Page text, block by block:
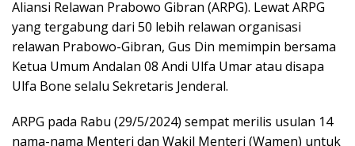
Aliansi Relawan Prabowo Gibran (ARPG). Lewat ARPG
yang tergabung dari 50 lebih relawan organisasi
relawan Prabowo-Gibran, Gus Din memimpin bersama
Ketua Umum Andalan 08 Andi Ulfa Umar atau disapa
Ulfa Bone selalu Sekretaris Jenderal.
ARPG pada Rabu (29/5/2024) sempat merilis usulan 14
nama-nama Menteri dan Wakil Menteri (Wamen) untuk